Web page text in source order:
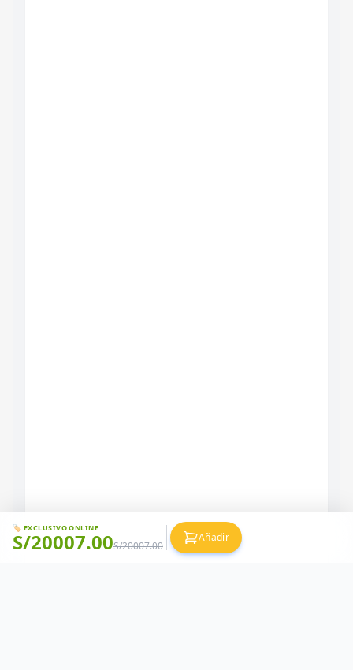
🏷️ EXCLUSIVO ONLINE
S/20007.00S/20007.00
Añadir